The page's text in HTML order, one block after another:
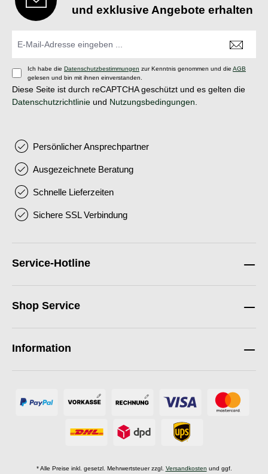
und exklusive Angebote erhalten
Ich habe die Datenschutzbestimmungen zur Kenntnis genommen und die AGB
gelesen und bin mit ihnen einverstanden.
Diese Seite ist durch reCAPTCHA geschützt und es gelten die
Datenschutzrichtlinie und Nutzungsbedingungen
Persönlicher Ansprechpartner
Ausgezeichnete Beratung
Schnelle Lieferzeiten
Sichere SSL Verbindung
Service-Hotline
Shop Service
Information
* Alle Preise inkl. gesetzl. Mehrwertsteuer zzgl. Versandkosten und ggf.